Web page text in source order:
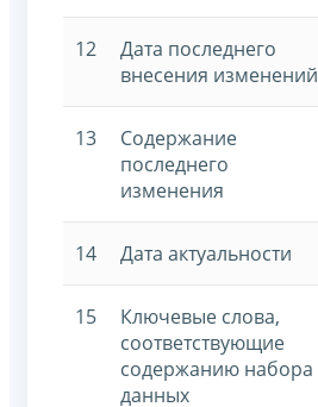
12
Дата последнего
внесения изменений
13
Содержание
последнего
изменения
14 Дата актуальности
15
Ключевые слова,
соответствующие
содержанию набора
данных